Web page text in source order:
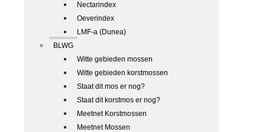
Nectarindex
Oeverindex
LMF-a (Dunea)
BLWG
Witte gebieden mossen
Witte gebieden korstmossen
Staat dit mos er nog?
Staat dit korstmos er nog?
Meetnet Korstmossen
Meetnet Mossen